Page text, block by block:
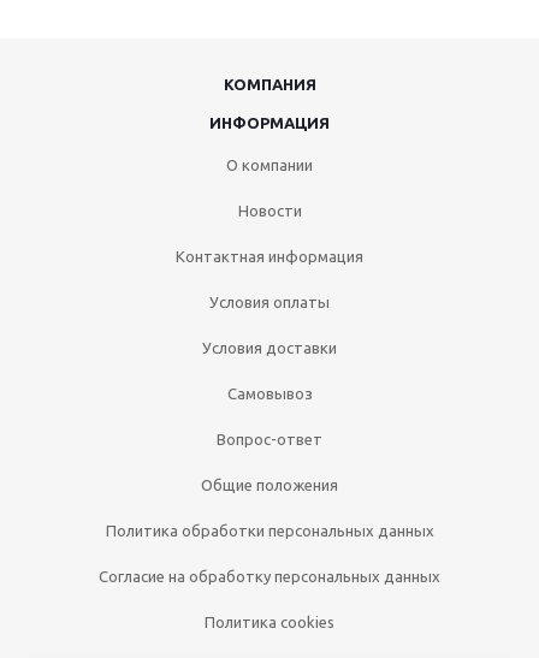
КОМПАНИЯ
ИНФОРМАЦИЯ
О компании
Новости
Контактная информация
Условия оплаты
Условия доставки
Самовывоз
Вопрос-ответ
Общие положения
Политика обработки персональных данных
Согласие на обработку персональных данных
Политика cookies